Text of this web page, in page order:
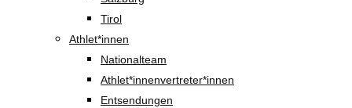
Tirol
Athlet*innen
Nationalteam
Athlet*innenvertreter*innen
Entsendungen